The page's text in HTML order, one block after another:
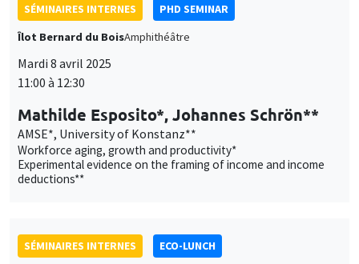
SÉMINAIRES INTERNES
PHD SEMINAR
Îlot Bernard du BoisAmphithéâtre
Mardi 8 avril 2025
11:00 à 12:30
Mathilde Esposito*, Johannes Schrön**
AMSE*, University of Konstanz**
Workforce aging, growth and productivity*
Experimental evidence on the framing of income and income
deductions**
SÉMINAIRES INTERNES
ECO-LUNCH